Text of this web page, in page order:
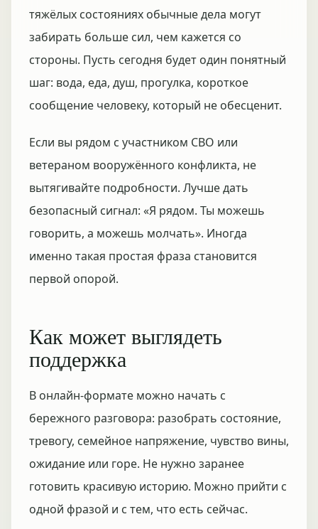
тяжёлых состояниях обычные дела могут
забирать больше сил, чем кажется со
стороны. Пусть сегодня будет один понятный
шаг: вода, еда, душ, прогулка, короткое
сообщение человеку, который не обесценит.
Если вы рядом с участником СВО или
ветераном вооружённого конфликта, не
вытягивайте подробности. Лучше дать
безопасный сигнал: «Я рядом. Ты можешь
говорить, а можешь молчать». Иногда
именно такая простая фраза становится
первой опорой.
Как может выглядеть
поддержка
В онлайн-формате можно начать с
бережного разговора: разобрать состояние,
тревогу, семейное напряжение, чувство вины,
ожидание или горе. Не нужно заранее
готовить красивую историю. Можно прийти с
одной фразой и с тем, что есть сейчас.